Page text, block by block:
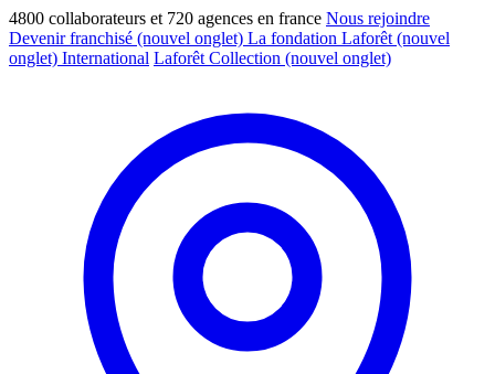
4800 collaborateurs et 720 agences en france Nous rejoindre
Devenir franchisé (nouvel onglet) La fondation Laforêt (nouvel
onglet) International Laforêt Collection (nouvel onglet)